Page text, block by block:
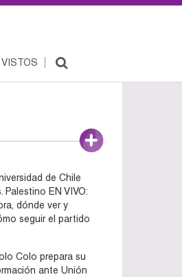
VISTOS
de Chile
Palestino EN VIVO:
dónde ver y
seguir el partido
Colo prepara su
ante Unión